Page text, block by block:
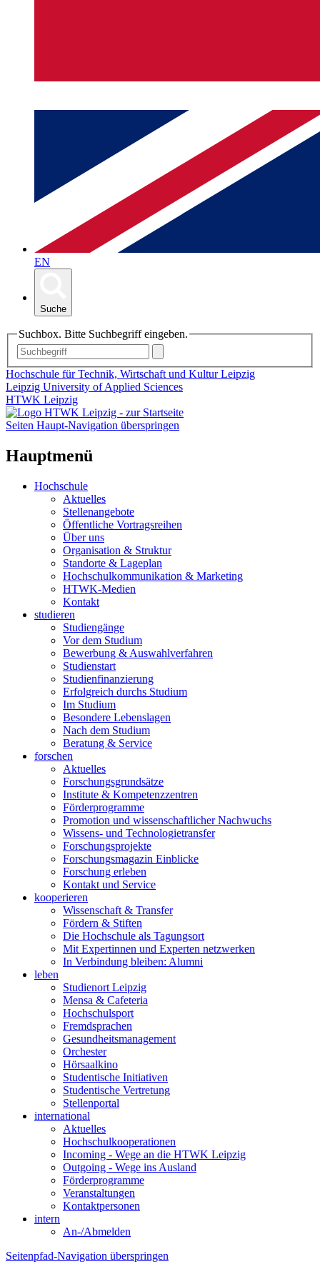
EN
Suche
Suchbox. Bitte Suchbegriff eingeben.
Hochschule für Technik, Wirtschaft und Kultur Leipzig
Leipzig University of Applied Sciences
HTWK Leipzig
Seiten Haupt-Navigation überspringen
Hauptmenü
Hochschule
Aktuelles
Stellenangebote
Öffentliche Vortragsreihen
Über uns
Organisation & Struktur
Standorte & Lageplan
Hochschulkommunikation & Marketing
HTWK-Medien
Kontakt
studieren
Studiengänge
Vor dem Studium
Bewerbung & Auswahlverfahren
Studienstart
Studienfinanzierung
Erfolgreich durchs Studium
Im Studium
Besondere Lebenslagen
Nach dem Studium
Beratung & Service
forschen
Aktuelles
Forschungsgrundsätze
Institute & Kompetenzzentren
Förderprogramme
Promotion und wissenschaftlicher Nachwuchs
Wissens- und Technologietransfer
Forschungsprojekte
Forschungsmagazin Einblicke
Forschung erleben
Kontakt und Service
kooperieren
Wissenschaft & Transfer
Fördern & Stiften
Die Hochschule als Tagungsort
Mit Expertinnen und Experten netzwerken
In Verbindung bleiben: Alumni
leben
Studienort Leipzig
Mensa & Cafeteria
Hochschulsport
Fremdsprachen
Gesundheitsmanagement
Orchester
Hörsaalkino
Studentische Initiativen
Studentische Vertretung
Stellenportal
international
Aktuelles
Hochschulkooperationen
Incoming - Wege an die HTWK Leipzig
Outgoing - Wege ins Ausland
Förderprogramme
Veranstaltungen
Kontaktpersonen
intern
An-/Abmelden
Seitenpfad-Navigation überspringen